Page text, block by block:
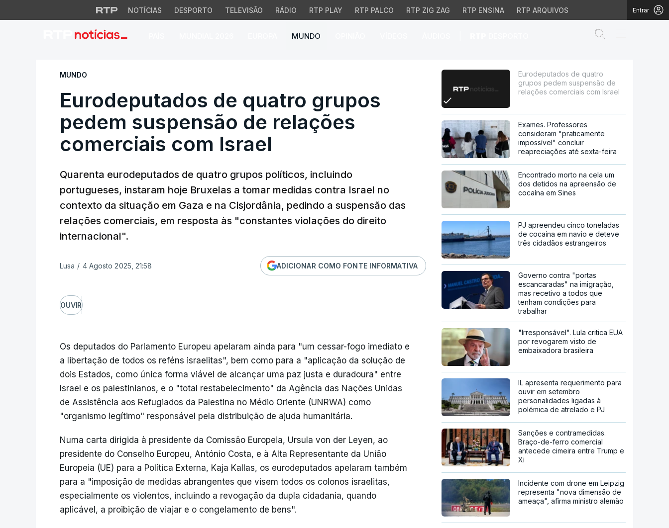
NOTÍCIAS DESPORTO TELEVISÃO RÁDIO RTP PLAY RTP PALCO RTP ZIG ZAG RTP ENSINA RTP ARQUIVOS Entrar
MUNDO
Eurodeputados de quatro grupos pedem suspensão de relações
MUNDO
Eurodeputados de quatro grupos
pedem suspensão de relações
comerciais com Israel
Quarenta eurodeputados de quatro grupos políticos, incluindo
portugueses, instaram hoje Bruxelas a tomar medidas contra Israel no
contexto da situação em Gaza e na Cisjordânia, pedindo a suspensão das
relações comerciais, em resposta às "constantes violações do direito
internacional".
Lusa / 4 Agosto 2025, 21:58 ADICIONAR COMO FONTE INFORMATIVA
OUVIR
Os deputados do Parlamento Europeu apelaram ainda para "um cessar-fogo imediato e
a libertação de todos os reféns israelitas", bem como para a "aplicação da solução de
dois Estados, como única forma viável de alcançar uma paz justa e duradoura" entre
Israel e os palestinianos, e o "total restabelecimento" da Agência das Nações Unidas
de Assistência aos Refugiados da Palestina no Médio Oriente (UNRWA) como
"organismo legítimo" responsável pela distribuição de ajuda humanitária.
Numa carta dirigida à presidente da Comissão Europeia, Ursula von der Leyen, ao
presidente do Conselho Europeu, António Costa, e à Alta Representante da União
Europeia (UE) para a Política Externa, Kaja Kallas, os eurodeputados apelaram também
para a "imposição de medidas abrangentes que visem todos os colonos israelitas,
especialmente os violentos, incluindo a revogação da dupla cidadania, quando
aplicável, a proibição de viajar e o congelamento de bens".
Eurodeputados de quatro
grupos pedem suspensão de
relações comerciais com Israel
Exames. Professores
consideram "praticamente
impossível" concluir
reapreciações até sexta-feira
Encontrado morto na cela um
dos detidos na apreensão de
cocaína em Sines
PJ apreendeu cinco toneladas
de cocaína em navio e deteve
três cidadãos estrangeiros
Governo contra "portas
escancaradas" na imigração,
mas recetivo a todos que
tenham condições para
trabalhar
"Irresponsável". Lula critica EUA
por revogarem visto de
embaixadora brasileira
IL apresenta requerimento para
ouvir em setembro
personalidades ligadas à
polémica de atrelado e PJ
Sanções e contramedidas.
Braço-de-ferro comercial
antecede cimeira entre Trump e
Xi
Incidente com drone em Leipzig
representa "nova dimensão de
ameaça", afirma ministro alemão